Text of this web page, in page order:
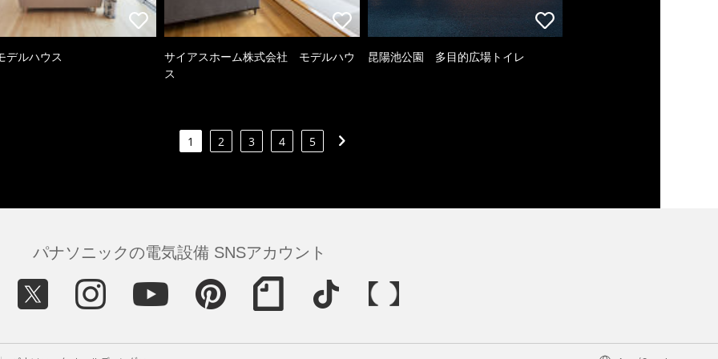
デルハウス
サイアスホーム株式会社 モデルハウ
ス
昆陽池公園 多目的広場トイレ
1 2 3 4 5
パナソニックの電気設備 SNSアカウント